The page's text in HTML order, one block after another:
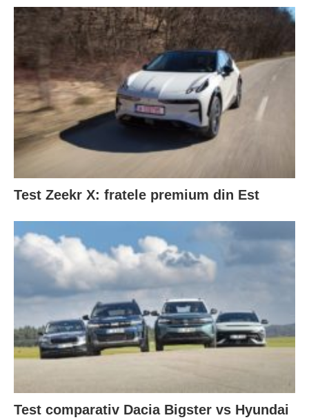
Test Zeekr X: fratele premium din Est
Test comparativ Dacia Bigster vs Hyundai